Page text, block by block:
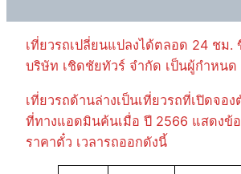
เที่ยวรถเปลี่ยนแปลงได้ตลอด 24 ชม.
บริษัท เชิดชัยทัวร์ จำกัด เป็นผู้กำหนด
เที่ยวรถด้านล่างเป็นเที่ยวรถที่เปิดจอ
ที่ทางแอดมินค้นเมื่อ ปี 2566 แสดงข้
ราคาตั๋ว เวลารถออกดังนี้